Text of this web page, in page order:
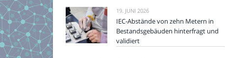
19. JUNI 2026
IEC-Abstände von zehn Metern in
Bestandsgebäuden hinterfragt und
validiert